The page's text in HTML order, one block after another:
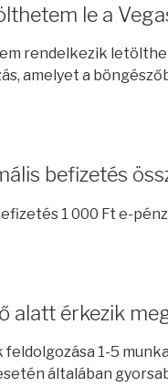
le a
rendelkezik
amelyet a
befizetés
1 000 Ft e-
alatt érkezik
1-5
általában